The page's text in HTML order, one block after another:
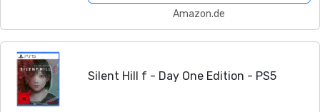
Amazon.de
Silent Hill f - Day One Edition - PS5